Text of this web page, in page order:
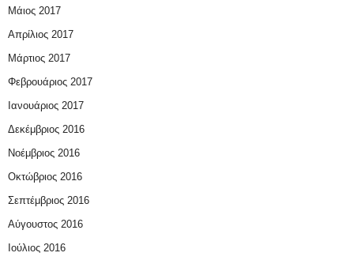
Μάιος 2017
Απρίλιος 2017
Μάρτιος 2017
Φεβρουάριος 2017
Ιανουάριος 2017
Δεκέμβριος 2016
Νοέμβριος 2016
Οκτώβριος 2016
Σεπτέμβριος 2016
Αύγουστος 2016
Ιούλιος 2016